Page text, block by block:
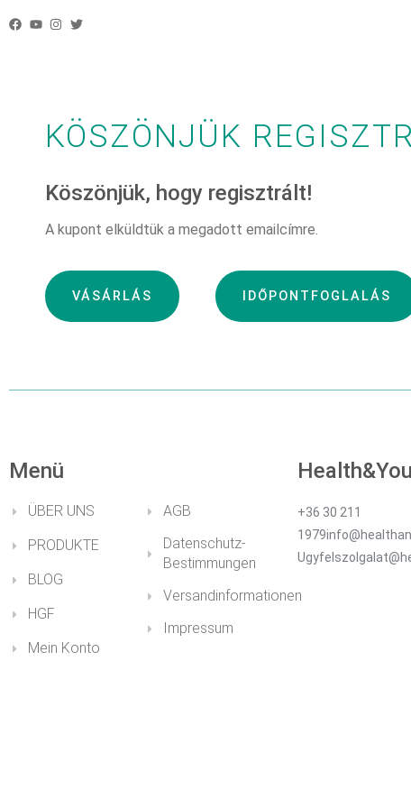
KÖSZÖNJÜK
Köszönjük, hogy regisztrált!
A kupont elküldtük a megadott emailcímre.
VÁSÁRLÁS IDŐPONTFOGLALÁS
Menü
ÜBER UNS
PRODUKTE
BLOG
HGF
Mein Konto
AGB
Datenschutz-
Bestimmungen
Versandinformationen
Impressum
+36 30 211